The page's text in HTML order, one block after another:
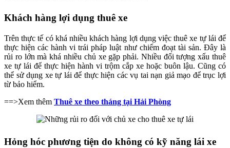
Khách hàng lợi dụng thuê xe
Trên thực tế có khá nhiều khách hàng lợi dụng việc thuê xe tự lái để
thực hiện các hành vi trái pháp luật như chiếm đoạt tài sản. Đây là
rủi ro lớn mà khá nhiều chủ xe gặp phải. Nhiều đối tượng xấu thuê
xe tự lái để thực hiện hành vi trộm cắp xe hoặc buôn lậu. Cũng có
thể sử dụng xe tự lái để thực hiện các vụ tai nạn giả mạo để trục lợi
từ bảo hiểm.
==>Xem thêm Thuê xe theo tháng tại Hải Phòng
Hỏng hóc phương tiện do không có kỹ năng lái xe